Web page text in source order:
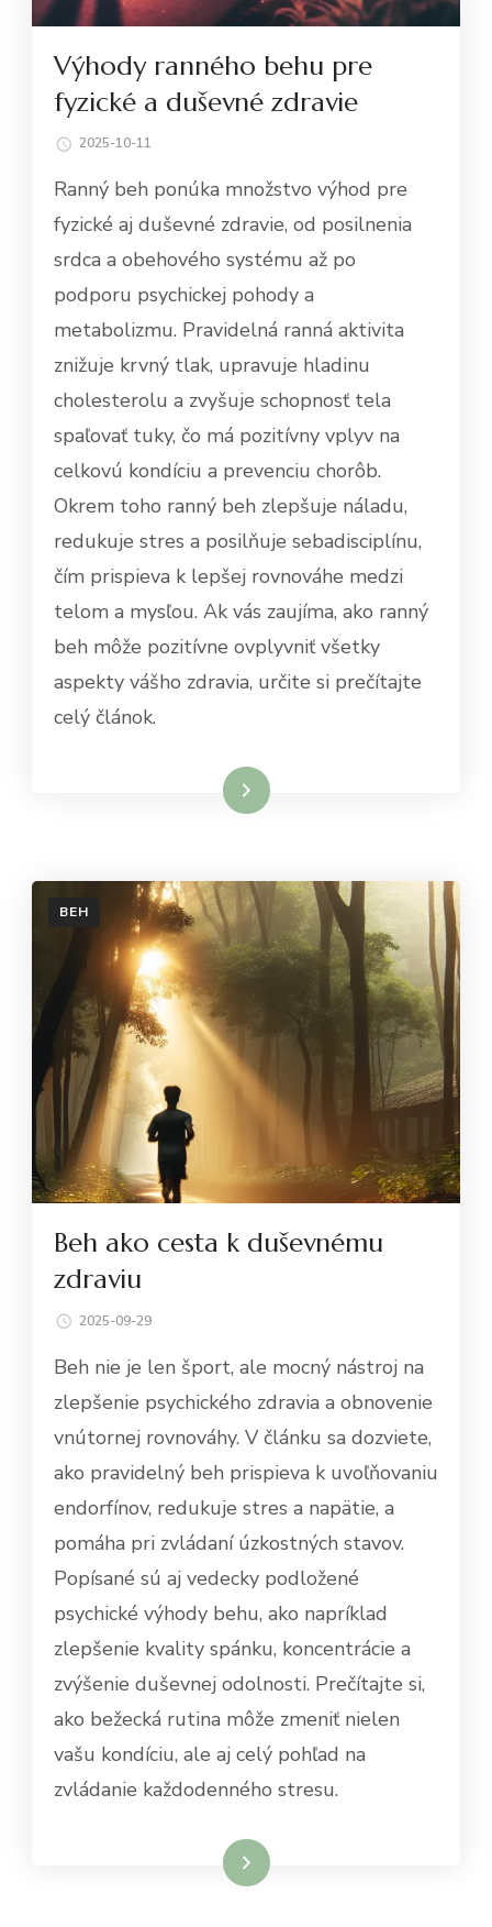
Výhody ranného behu pre
fyzické a duševné zdravie
2025-10-11
Ranný beh ponúka množstvo výhod pre
fyzické aj duševné zdravie, od posilnenia
srdca a obehového systému až po
podporu psychickej pohody a
metabolizmu. Pravidelná ranná aktivita
znižuje krvný tlak, upravuje hladinu
cholesterolu a zvyšuje schopnosť tela
spaľovať tuky, čo má pozitívny vplyv na
celkovú kondíciu a prevenciu chorôb.
Okrem toho ranný beh zlepšuje náladu,
redukuje stres a posilňuje sebadisciplínu,
čím prispieva k lepšej rovnováhe medzi
telom a mysľou. Ak vás zaujíma, ako ranný
beh môže pozitívne ovplyvniť všetky
aspekty vášho zdravia, určite si prečítajte
celý článok.
Dowiedz się więcej
BEH
Beh ako cesta k duševnému
zdraviu
2025-09-29
Beh nie je len šport, ale mocný nástroj na
zlepšenie psychického zdravia a obnovenie
vnútornej rovnováhy. V článku sa dozviete,
ako pravidelný beh prispieva k uvoľňovaniu
endorfínov, redukuje stres a napätie, a
pomáha pri zvládaní úzkostných stavov.
Popísané sú aj vedecky podložené
psychické výhody behu, ako napríklad
zlepšenie kvality spánku, koncentrácie a
zvýšenie duševnej odolnosti. Prečítajte si,
ako bežecká rutina môže zmeniť nielen
vašu kondíciu, ale aj celý pohľad na
zvládanie každodenného stresu.
Dowiedz się więcej